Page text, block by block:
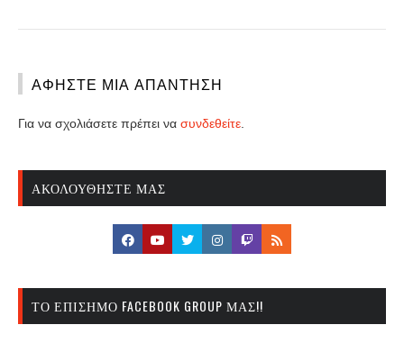
ΑΦΉΣΤΕ ΜΙΑ ΑΠΆΝΤΗΣΗ
Για να σχολιάσετε πρέπει να συνδεθείτε
ΑΚΟΛΟΥΘΉΣΤΕ ΜΑΣ
ΤΟ ΕΠΊΣΗΜΟ FACEBOOK GROUP ΜΑΣ!!